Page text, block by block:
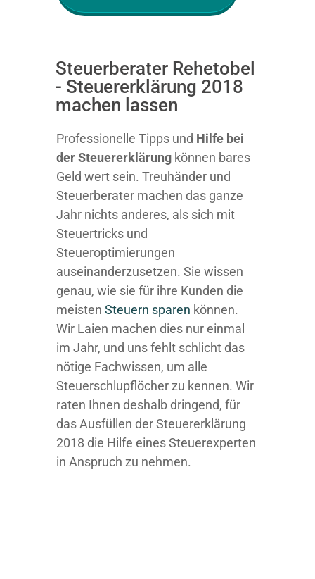
Steuerberater Rehetobel
- Steuererklärung 2018
machen lassen
Professionelle Tipps und Hilfe bei
der Steuererklärung können bares
Geld wert sein. Treuhänder und
Steuerberater machen das ganze
Jahr nichts anderes, als sich mit
Steuertricks und
Steueroptimierungen
auseinanderzusetzen. Sie wissen
genau, wie sie für ihre Kunden die
meisten Steuern sparen können.
Wir Laien machen dies nur einmal
im Jahr, und uns fehlt schlicht das
nötige Fachwissen, um alle
Steuerschlupflöcher zu kennen. Wir
raten Ihnen deshalb dringend, für
das Ausfüllen der Steuererklärung
2018 die Hilfe eines Steuerexperten
in Anspruch zu nehmen.